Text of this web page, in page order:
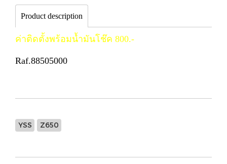
Product description
ค่าติดตั้งพร้อมน้ำมันโช๊ค 800.-
Raf.88505000
YSS Z650